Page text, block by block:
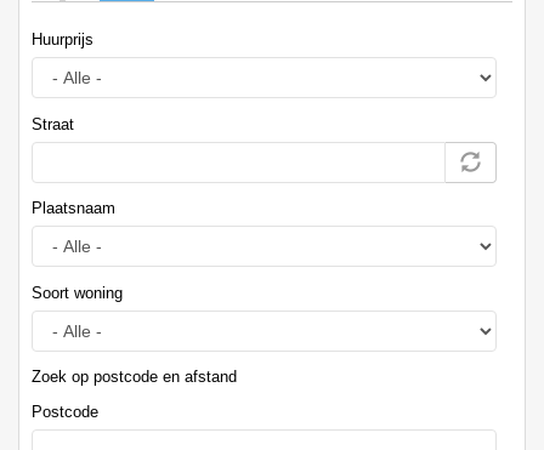
Huurprijs
Straat
Plaatsnaam
Soort woning
Zoek op postcode en afstand
Postcode